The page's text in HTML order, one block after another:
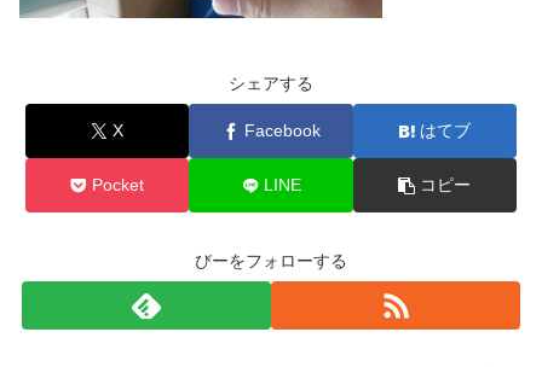
シェアする
X Facebook はてブ
Pocket LINE コピー
びーをフォローする